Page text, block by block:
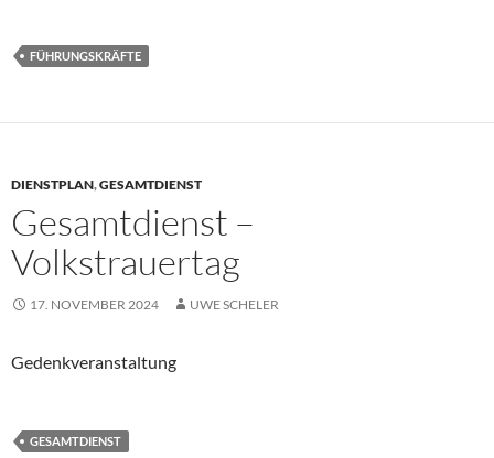
FÜHRUNGSKRÄFTE
DIENSTPLAN,GESAMTDIENST
Gesamtdienst –
Volkstrauertag
17. NOVEMBER 2024 UWE SCHELER
Gedenkveranstaltung
GESAMTDIENST